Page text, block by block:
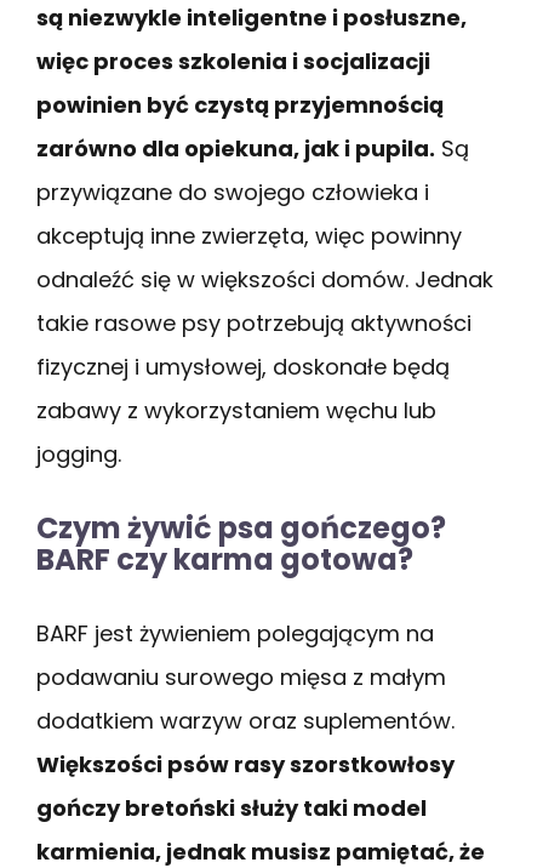
są niezwykle inteligentne i posłuszne,
więc proces szkolenia i socjalizacji
powinien być czystą przyjemnością
zarówno dla opiekuna, jak i pupila. Są
przywiązane do swojego człowieka i
akceptują inne zwierzęta, więc powinny
odnaleźć się w większości domów. Jednak
takie rasowe psy potrzebują aktywności
fizycznej i umysłowej, doskonałe będą
zabawy z wykorzystaniem węchu lub
jogging.
Czym żywić psa gończego?
BARF czy karma gotowa?
BARF jest żywieniem polegającym na
podawaniu surowego mięsa z małym
dodatkiem warzyw oraz suplementów.
Większości psów rasy szorstkowłosy
gończy bretoński służy taki model
karmienia, jednak musisz pamiętać, że